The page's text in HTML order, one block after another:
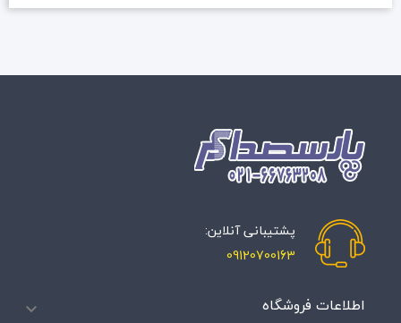
پشتیبانی آنلاین:
09120700163
اطلاعات فروشگاه 